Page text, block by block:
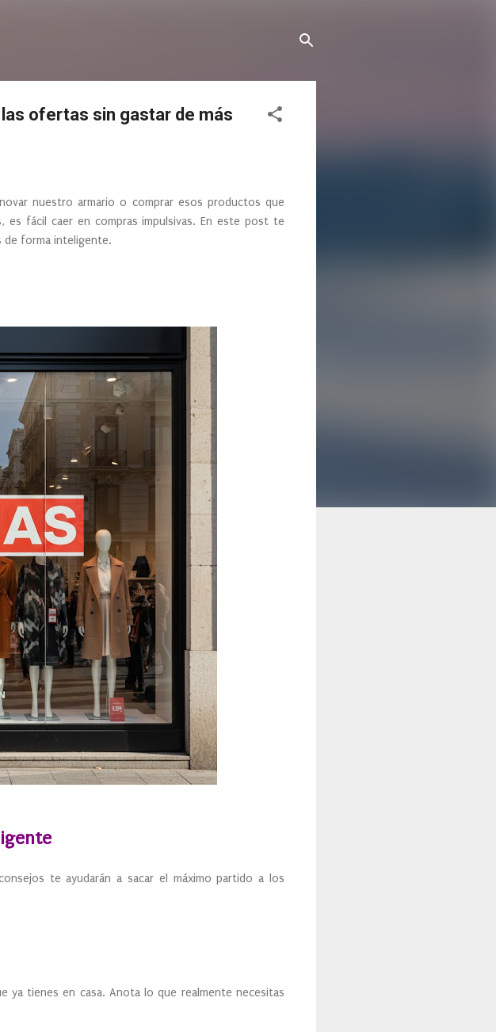
ofertas sin gastar de más
nuestro armario o comprar esos productos que
es fácil caer en compras impulsivas. En este post te
de forma inteligente.
te ayudarán a sacar el máximo partido a los
ya tienes en casa. Anota lo que realmente necesitas